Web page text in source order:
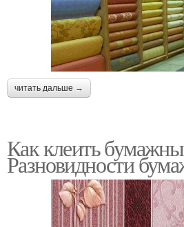
читать дальше →
Как клеить
Разновидности